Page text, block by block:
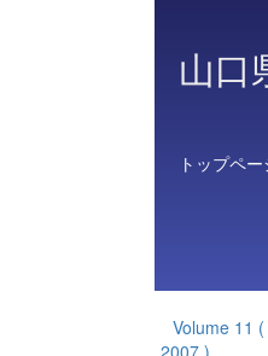
山口
トップペ
Volume 11 (
2007 )